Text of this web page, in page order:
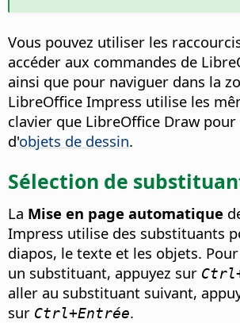
Vous pouvez utiliser les
accéder aux commandes de
ainsi que pour naviguer dans la
LibreOffice Impress utilise les
clavier que LibreOffice Draw
d'objets de dessin.
Sélection de
La Mise en page automatique
Impress utilise des substituants
diapos, le texte et les objets.
un substituant, appuyez sur Ctrl
aller au substituant suivant,
sur Ctrl+Entrée.